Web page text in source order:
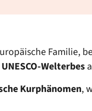
Familie,
Welterbes
Kurphänomen,